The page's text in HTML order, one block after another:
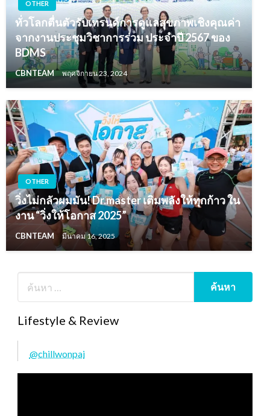
OTHER
ทั่วโลกตื่นตัวรับเทรนด์การดูแลสุขภาพเชิงคุณค่า
จากงานประชุมวิชาการร่วม ประจำปี 2567 ของ
BDMS
CBNTEAM พฤศจิกายน 23, 2024
OTHER
วิ่งไม่กลัวผมมัน! Dr.master เติมพลังให้ทุกก้าว ใน
งาน “วิ่งให้โอกาส 2025”
CBNTEAM มีนาคม 16, 2025
Lifestyle & Review
@chillwonpai